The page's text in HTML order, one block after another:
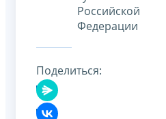
Российской
Федерации
Поделиться: